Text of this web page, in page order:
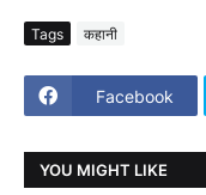
Tags कहानी
Facebook
YOU MIGHT LIKE